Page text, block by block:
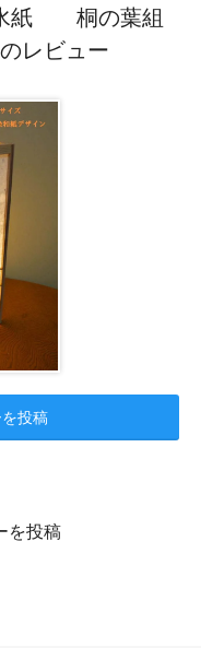
紙 桐の葉組
レビュー
投稿
を投稿